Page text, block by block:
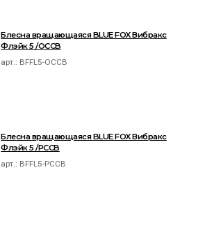
Блесна вращающаяся BLUE FOX Вибракс
Флэйк 5 /OCCB
арт.: BFFL5-OCCB
Блесна вращающаяся BLUE FOX Вибракс
Флэйк 5 /PCCB
арт.: BFFL5-PCCB